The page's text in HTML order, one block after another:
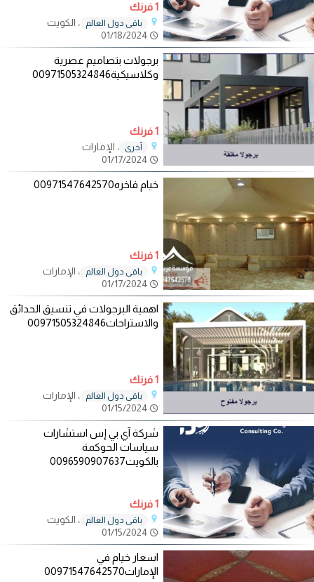
1 فرنك
باقي دول العالم
، الكويت
برجولات بتصاميم عصرية
وكلاسيكية00971505324846
1 فرنك
أخرى
، الإمارات
خيام فاخره00971547642570
1 فرنك
باقي دول العالم
، الإمارات
اهمية البرجولات في تنسيق الحدائق
والاستراحات00971505324846
1 فرنك
باقي دول العالم
، الإمارات
شركة آي بي إس استشارات
سياسات الحوكمة
بالكويت0096590907637
1 فرنك
باقي دول العالم
، الكويت
اسعار خيام في
الإمارات00971547642570